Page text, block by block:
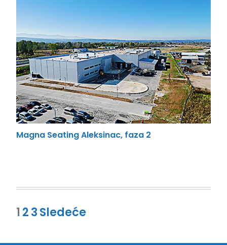
Magna Seating Aleksinac, faza 2
Paginacija
1 23Sledeće